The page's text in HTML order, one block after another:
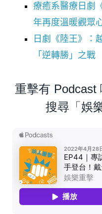
療癒系醫療日劇
年再度溫暖觀眾
日劇《陸王》：
「逆轉勝」之戰
重擊有 Podcast
搜尋「娛